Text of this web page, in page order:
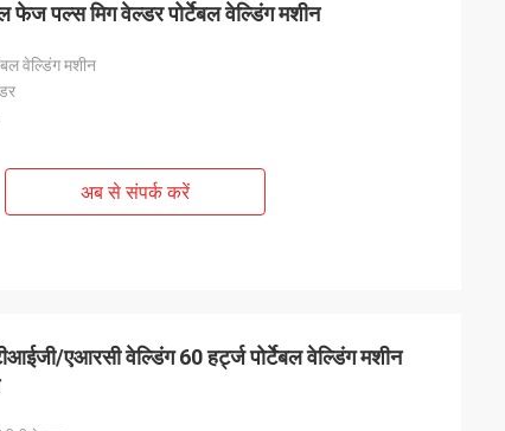
फेज पल्स मिग वेल्डर पोर्टेबल वेल्डिंग मशीन
वेल्डिंग मशीन
अब से संपर्क करें
एआरसी वेल्डिंग 60 हर्ट्ज पोर्टेबल वेल्डिंग मशीन